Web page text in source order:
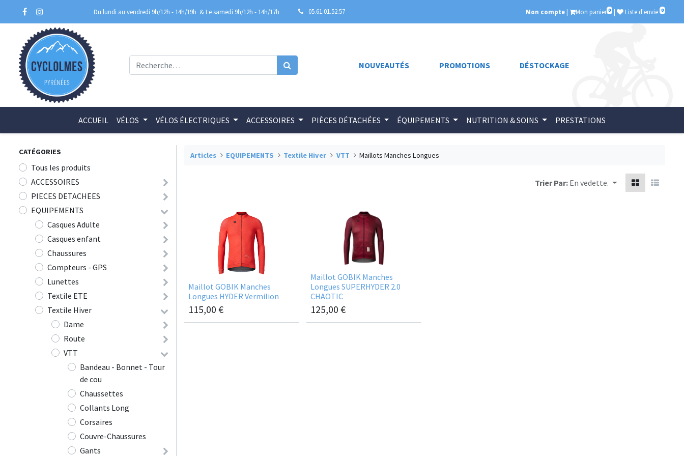
Du lundi au vendredi 9h/12h - 14h/19h & Le samedi 9h/12h - 14h/17h 05.61.01.52.57 Mon compte | Mon panier 0 | Liste d'envie 0
NOUVEAUTÉS PROMOTIONS DÉSTOCKAGE
ACCUEIL VÉLOS VÉLOS ÉLECTRIQUES ACCESSOIRES PIÈCES DÉTACHÉES ÉQUIPEMENTS NUTRITION & SOINS PRESTATIONS
CATÉGORIES
Tous les produits
ACCESSOIRES
PIECES DETACHEES
EQUIPEMENTS
Casques Adulte
Casques enfant
Chaussures
Compteurs - GPS
Lunettes
Textile ETE
Textile Hiver
Dame
Route
VTT
Bandeau - Bonnet - Tour
de cou
Chaussettes
Collants Long
Corsaires
Couvre-Chaussures
Gants
Articles EQUIPEMENTS Textile Hiver VTT Maillots Manches Longues
Trier Par: En vedette.
Maillot GOBIK Manches
Longues HYDER Vermilion
115,00 €
Maillot GOBIK Manches
Longues SUPERHYDER 2.0
CHAOTIC
125,00 €